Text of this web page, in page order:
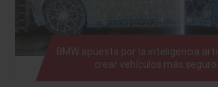
BMW apuesta por la inteligencia
crear vehículos más